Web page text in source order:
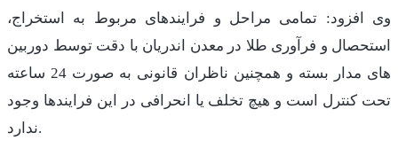
وی افزود: تمامی مراحل و فرایندهای مربوط به استخراج،
استحصال و فرآوری طلا در معدن اندریان با دقت توسط دوربین
های مدار بسته و همچنین ناظران قانونی به صورت 24 ساعته
تحت کنترل است و هیچ تخلف یا انحرافی در این فرایندها وجود
ندارد.